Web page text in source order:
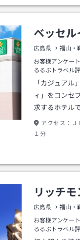
ベッセル
広島県 福山・
お客様アンケー
るるぶトラベル
「カジュアル
ィ」をコンセ
求するホテルで
アクセス：
１分
リッチ
広島県 福山・
お客様アンケー
るるぶトラベル